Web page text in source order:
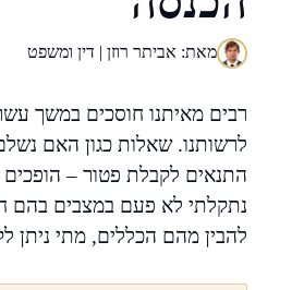
מאת: אביתר רוזן | דין ומשפט
רבים מאיתנו חוסכים במשך
לרשותנו. שאלות כגון האם
התנאים לקבלת פטור – הופכים
נתקלתי לא פעם במצבים בהם
להבין מהם הכללים, מתי ניתן